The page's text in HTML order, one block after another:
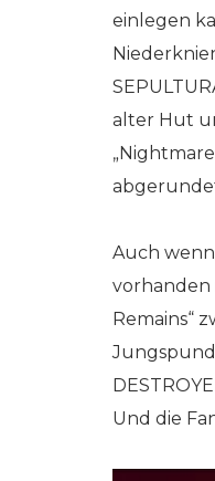
einlegen
alter Hut
Auch
vorhanden
Remains“
Und die